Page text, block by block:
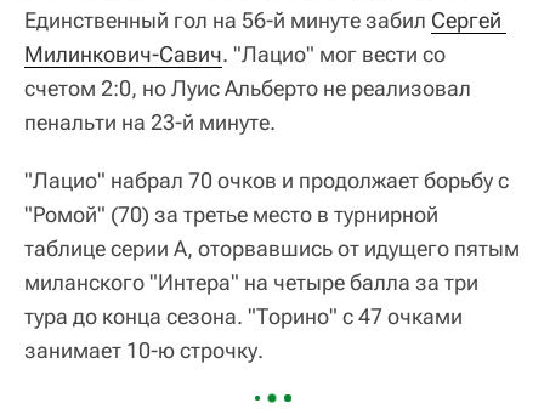
Единственный гол на 56-й минуте забил Сергей
Милинкович-Савич. "Лацио" мог вести со
счетом 2:0, но Луис Альберто не реализовал
пенальти на 23-й минуте.
"Лацио" набрал 70 очков и продолжает борьбу с
"Ромой" (70) за третье место в турнирной
таблице серии А, оторвавшись от идущего пятым
миланского "Интера" на четыре балла за три
тура до конца сезона. "Торино" с 47 очками
занимает 10-ю строчку.